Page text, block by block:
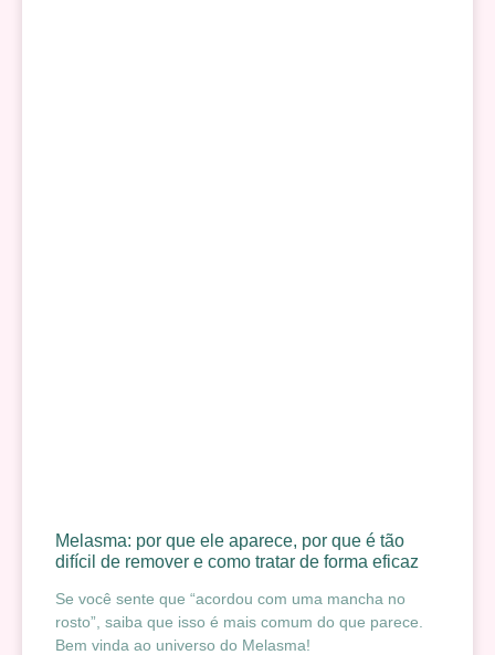
Melasma: por que ele aparece, por que é tão
difícil de remover e como tratar de forma eficaz
Se você sente que “acordou com uma mancha no
rosto”, saiba que isso é mais comum do que parece.
Bem vinda ao universo do Melasma!